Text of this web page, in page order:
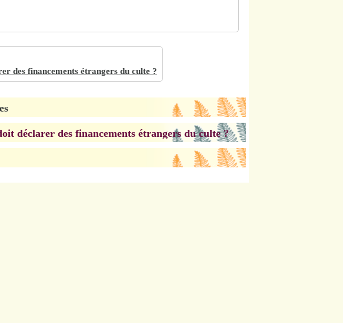
Visiter,
s'amuser
des financements étrangers du culte ?
déclarer des financements étrangers du culte ?